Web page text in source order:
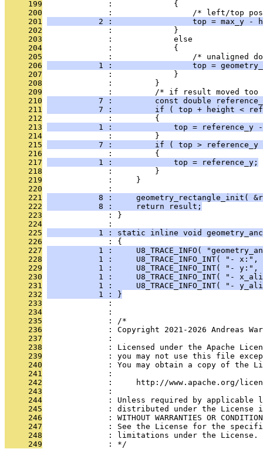
     199
              :             {
     200
:                 /* left/top
     201
2 :                 top = max_y -
     202
              :             }
     203
              :             else
     204
              :             {
     205
:                 /* unaligned
     206
1 :                 top =
     207
              :             }
     208
              :         }
     209
:         /* if result moved
     210
7 :         const double
     211
7 :         if ( top + height <
     212
              :         {
     213
1 :             top = reference_y
     214
              :         }
     215
7 :         if ( top > reference_y
     216
              :         {
     217
           1 :             top = reference_y;
     218
              :         }
     219
              :     }
     220
              :
     221
8 :     geometry_rectangle_init(
     222
           8 :     return result;
     223
              : }
     224
              :
     225
1 : static inline void
     226
              : {
     227
1 :     U8_TRACE_INFO(
     228
1 :     U8_TRACE_INFO_INT( "-
     229
1 :     U8_TRACE_INFO_INT( "-
     230
1 :     U8_TRACE_INFO_INT( "-
     231
1 :     U8_TRACE_INFO_INT( "-
     232
           1 : }
     233
              :
     234
              :
     235
              : /*
     236
: Copyright 2021-2026 Andreas
     237
              :
     238
: Licensed under the Apache
     239
: you may not use this file
     240
: You may obtain a copy of the
     241
              :
     242
:     http://www.apache.org/
     243
              :
     244
: Unless required by applicable
     245
: distributed under the License
     246
: WITHOUT WARRANTIES OR
     247
: See the License for the
     248
              : limitations under the License.
     249
              : */